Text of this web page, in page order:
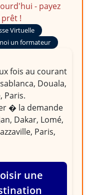
- payez
!
Virtuelle
un formateur
fois au courant
Douala,
Paris.
� la demande
Dakar, Lomé,
Paris,
une